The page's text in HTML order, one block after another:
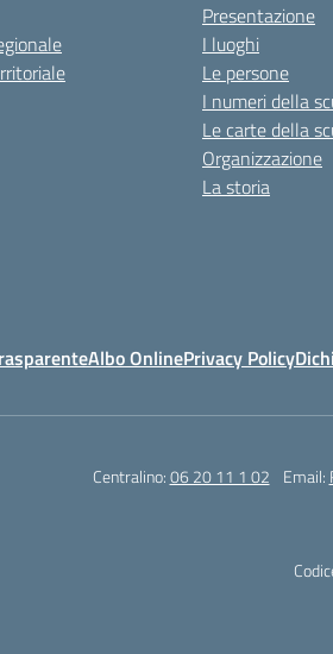
Presentazione
I luoghi
Le persone
I numeri della
Le carte della
Organizzazione
La storia
Albo OnlinePrivacy Policy
Centralino:06 20 11 1 02 Email: